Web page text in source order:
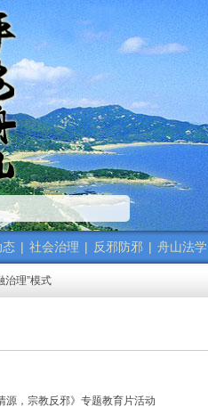
态 | 社会治理 | 反邪防邪 | 舟山法学
公告
市“新春第一会”精神
讲话
记王成国致全省政法干警的新春贺词
会
导检查工作
治理”模式
一次全体（扩大）会议召开
公告
公告
讲话
记王成国致全省政法干警的新春贺词
源，宗教反邪》专题教育片活动